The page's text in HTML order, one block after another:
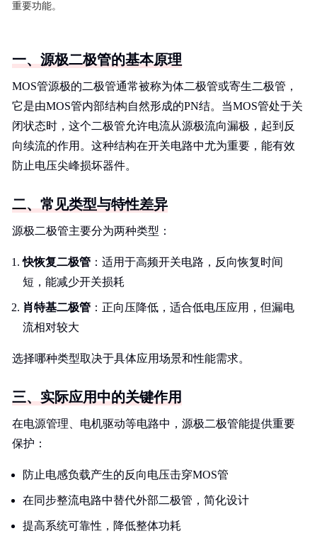
重要功能。
一、源极二极管的基本原理
MOS管源极的二极管通常被称为体二极管或寄生二极管，
它是由MOS管内部结构自然形成的PN结。当MOS管处于关
闭状态时，这个二极管允许电流从源极流向漏极，起到反
向续流的作用。这种结构在开关电路中尤为重要，能有效
防止电压尖峰损坏器件。
二、常见类型与特性差异
源极二极管主要分为两种类型：
快恢复二极管 ：适用于高频开关电路，反向恢复时间
短，能减少开关损耗
肖特基二极管 ：正向压降低，适合低电压应用，但漏电
流相对较大
选择哪种类型取决于具体应用场景和性能需求。
三、实际应用中的关键作用
在电源管理、电机驱动等电路中，源极二极管能提供重要
保护：
防止电感负载产生的反向电压击穿MOS管
在同步整流电路中替代外部二极管，简化设计
提高系统可靠性，降低整体功耗